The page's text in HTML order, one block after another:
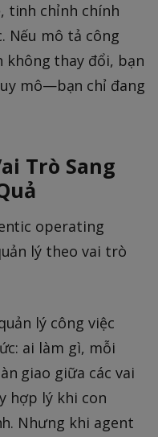
tinh chỉnh chính
Nếu mô tả công
không thay đổi, bạn
mô—bạn chỉ đang
Trò Sang
operating
lý theo vai trò
lý công việc
ai làm gì, mỗi
giao giữa các vai
hợp lý khi con
Nhưng khi agent